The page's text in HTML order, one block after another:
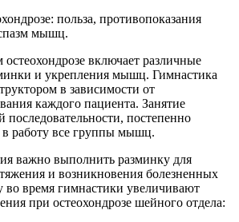
мышц.
включает различные
и укрепления мышц. Гимнастика
в зависимости от
каждого пациента. Занятие
последовательности, постепенно
в работу все группы мышц.
важно выполнить разминку для
и возникновения болезненных
время гимнастики увеличивают
при остеохондрозе шейного отдела: